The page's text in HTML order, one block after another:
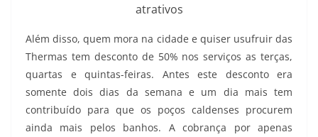
atrativos
Além disso, quem mora na cidade e quiser usufruir das
Thermas tem desconto de 50% nos serviços as terças,
quartas e quintas-feiras. Antes este desconto era
somente dois dias da semana e um dia mais tem
contribuído para que os poços caldenses procurem
ainda mais pelos banhos. A cobrança por apenas